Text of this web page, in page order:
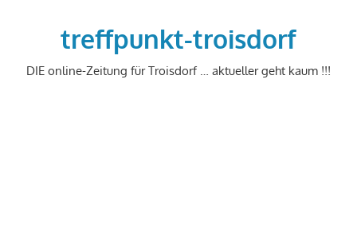
treffpunkt-troisdorf
DIE online-Zeitung für Troisdorf … aktueller geht kaum !!!